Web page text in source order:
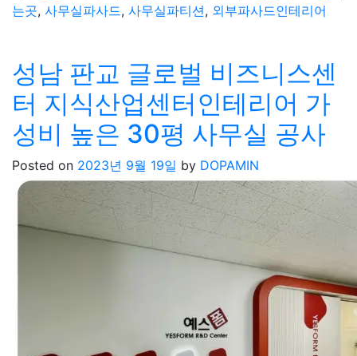
는곳, 사무실파사드, 사무실파티션, 외부파사드인테리어
성남 판교 글로벌 비즈니스센
터 지식산업센터인테리어 가
성비 높은 30평 사무실 공사
Posted on 2023년 9월 19일 by DOPAMIN